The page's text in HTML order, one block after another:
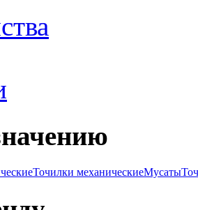
Точилки механическиеМусаты